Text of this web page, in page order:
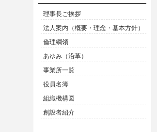
理事長ご挨拶
法人案内（概要・理念・基本方針）
倫理綱領
あゆみ（沿革）
事業所一覧
役員名簿
組織機構図
創設者紹介